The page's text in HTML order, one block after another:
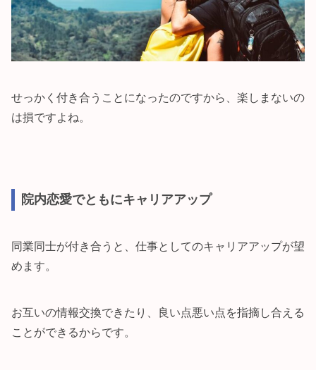
せっかく付き合うことになったのですから、楽しまないの
は損ですよね。
院内恋愛でともにキャリアアップ
同業同士が付き合うと、仕事としてのキャリアアップが望
めます。
お互いの情報交換できたり、良い点悪い点を指摘し合える
ことができるからです。